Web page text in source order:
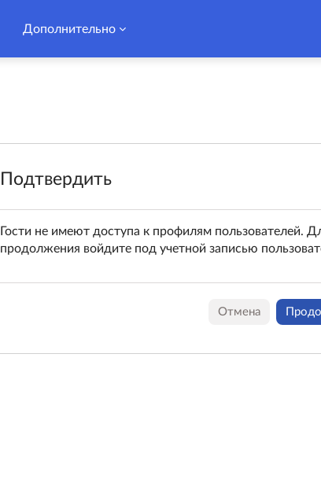
Дополнительно
Подтвердить
Гости не имеют доступа к профилям пользователей.
продолжения войдите под учетной записью
Отмена